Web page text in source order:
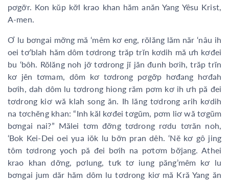
pơgơ̆r. Kon kŭp kơ̆l krao khan hăm anăn Yang Yêsu Krist,
A-men.
Ơ lu bơngai mơ̆ng mă ‘mêm kơ eng, rŏlăng lăm năr ‘nâu ih
oei tơ’blah hăm dôm tơdrong trăp trĭn kơdih mă ưh kơđei
bu ‘bôh. Rŏlăng noh jơ̆ tơdrong jĭ jăn đunh bơih, trăp trĭn
kơ jên tơmam, dôm kơ tơdrong pơgơ̆p hơđang hơđah
bơih, dah dôm lu tơdrong hiong răm pơm kơ ih ưh pă đei
tơdrong kiơ wă klah song ăn. Ih lăng tơdrong arih kơdih
na tơchĕng khan: “Inh kăl kơđei tơgŭm, pơm liơ wă tơgŭm
bơngai nai?” Mălei tơm đơ̆ng tơdrong rơdu tơrăn noh,
‘Bok Kei-Dei oei yua iŏk lu bơ̆n pran dêh. ‘Nĕ kơ gô jing
tôm tơdrong yoch pă đei bơih na pơtơm bơ̆jang. Athei
krao khan dơ̆ng, pơlung, tưk tơ iung păng’mêm kơ lu
bơngai jum dăr hăm dôm lu tơdrong kiơ mă Kră Yang ăn